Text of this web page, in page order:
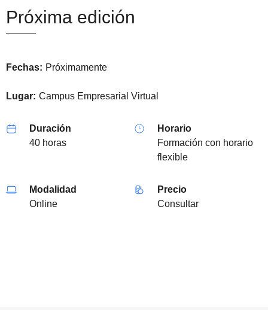
Próxima edición
Fechas: Próximamente
Lugar: Campus Empresarial Virtual
Duración
40 horas
Horario
Formación con horario
flexible
Modalidad
Online
Precio
Consultar